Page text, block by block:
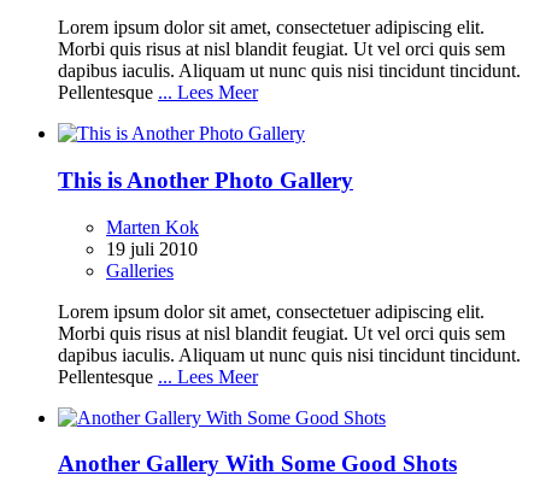
Lorem ipsum dolor sit amet, consectetuer adipiscing elit.
Morbi quis risus at nisl blandit feugiat. Ut vel orci quis sem
dapibus iaculis. Aliquam ut nunc quis nisi tincidunt tincidunt.
Pellentesque ... Lees Meer
This is Another Photo Gallery
Marten Kok
19 juli 2010
Galleries
Lorem ipsum dolor sit amet, consectetuer adipiscing elit.
Morbi quis risus at nisl blandit feugiat. Ut vel orci quis sem
dapibus iaculis. Aliquam ut nunc quis nisi tincidunt tincidunt.
Pellentesque ... Lees Meer
Another Gallery With Some Good Shots